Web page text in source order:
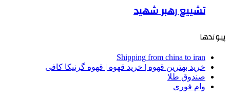
تشییع رهبر شهید
پیوندها
Shipping from china to iran
خرید بهترین قهوه | خرید قهوه | قهوه گرنیکا کافی
صندوق طلا
وام فوری